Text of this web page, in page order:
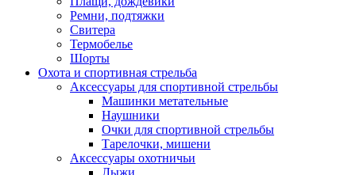
Ремни, подтяжки
Свитера
Термобелье
Шорты
Охота и спортивная стрельба
Аксессуары для спортивной стрельбы
Машинки метательные
Наушники
Очки для спортивной стрельбы
Тарелочки, мишени
Аксессуары охотничьи
Лыжи